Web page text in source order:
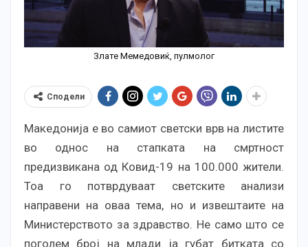
Злате Мемедовиќ, пулмолог
Сподели
Македонија е во самиот светски врв на листите
во однос на стапката на смртност
предизвикана од Ковид-19 на 100.000 жители.
Тоа го потврдуваат светските анализи
направени на оваа тема, но и извештаите на
Министерството за здравство. Не само што се
поголем број на млади ја губат битката со